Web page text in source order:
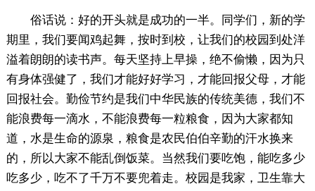
俗话说：好的开头就是成功的一半。同学们，新的学
期里，我们要闻鸡起舞，按时到校，让我们的校园到处洋
溢着朗朗的读书声。每天坚持上早操，绝不偷懒，因为只
有身体强健了，我们才能好好学习，才能回报父母，才能
回报社会。勤俭节约是我们中华民族的传统美德，我们不
能浪费每一滴水，不能浪费每一粒粮食，因为大家都知
道，水是生命的源泉，粮食是农民伯伯辛勤的汗水换来
的，所以大家不能乱倒饭菜。当然我们要吃饱，能吃多少
吃多少，吃不了千万不要兜着走。校园是我家，卫生靠大